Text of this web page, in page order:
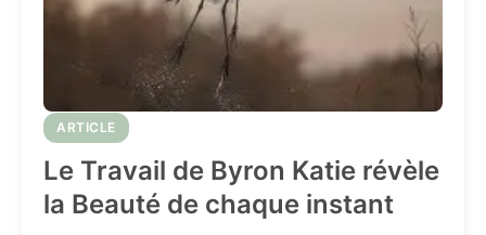
ARTICLE
Le Travail de Byron Katie révèle
la Beauté de chaque instant